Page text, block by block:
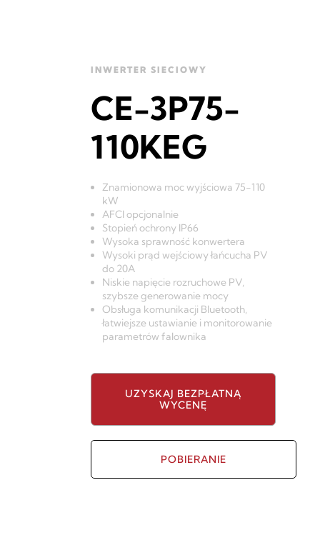
INWERTER SIECIOWY
CE-3P75-
110KEG
Znamionowa moc wyjściowa 75-110
kW
AFCI opcjonalnie
Stopień ochrony IP66
Wysoka sprawność konwertera
Wysoki prąd wejściowy łańcucha PV
do 20A
Niskie napięcie rozruchowe PV,
szybsze generowanie mocy
Obsługa komunikacji Bluetooth,
łatwiejsze ustawianie i monitorowanie
parametrów falownika
UZYSKAJ BEZPŁATNĄ
WYCENĘ
POBIERANIE